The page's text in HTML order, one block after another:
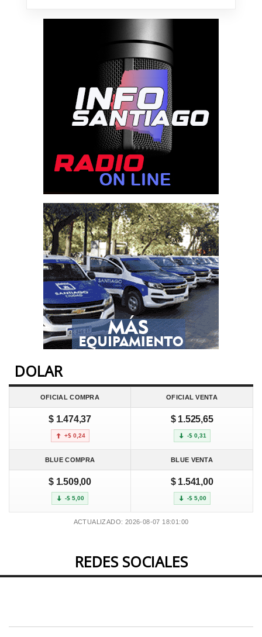
DOLAR
OFICIAL COMPRA OFICIAL VENTA
$ 1.474,37
+$ 0,24
$ 1.525,65
-$ 0,31
BLUE COMPRA BLUE VENTA
$ 1.509,00
-$ 5,00
$ 1.541,00
-$ 5,00
ACTUALIZADO: 2026-08-07 18:01:00
REDES SOCIALES